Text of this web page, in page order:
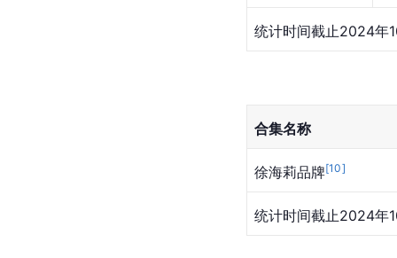
统计时间截止2024年
合集名称
徐海莉品牌[10]
统计时间截止2024年